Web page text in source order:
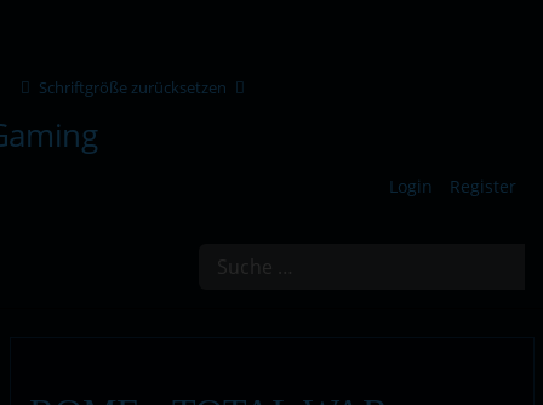
Schriftgröße zurücksetzen
Login Register